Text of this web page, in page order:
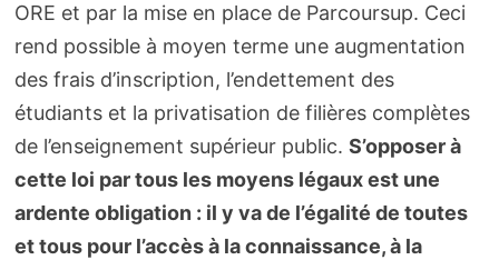
ORE et par la mise en place de Parcoursup. Ceci
rend possible à moyen terme une augmentation
des frais d’inscription, l’endettement des
étudiants et la privatisation de filières complètes
de l’enseignement supérieur public. S’opposer à
cette loi par tous les moyens légaux est une
ardente obligation : il y va de l’égalité de toutes
et tous pour l’accès à la connaissance, à la